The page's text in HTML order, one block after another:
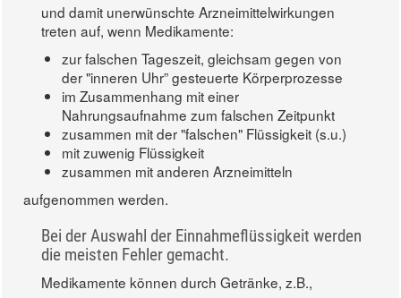
und damit unerwünschte Arzneimittelwirkungen
treten auf, wenn Medikamente:
zur falschen Tageszeit, gleichsam gegen von
der "inneren Uhr” gesteuerte Körperprozesse
im Zusammenhang mit einer
Nahrungsaufnahme zum falschen Zeitpunkt
zusammen mit der "falschen" Flüssigkeit (s.u.)
mit zuwenig Flüssigkeit
zusammen mit anderen Arzneimitteln
aufgenommen werden.
Bei der Auswahl der Einnahmeflüssigkeit werden
die meisten Fehler gemacht.
Medikamente können durch Getränke, z.B.,